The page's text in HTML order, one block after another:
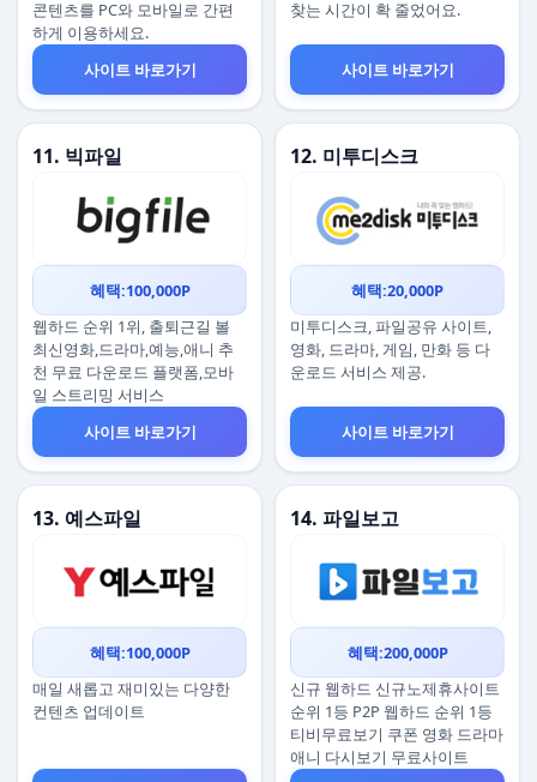
콘텐츠를 PC와 모바일로 간편
하게 이용하세요.
사이트 바로가기
찾는 시간이 확 줄었어요.
사이트 바로가기
11. 빅파일
혜택:100,000P
웹하드 순위 1위, 출퇴근길 볼
최신영화,드라마,예능,애니 추
천 무료 다운로드 플랫폼,모바
일 스트리밍 서비스
사이트 바로가기
12. 미투디스크
혜택:20,000P
미투디스크, 파일공유 사이트,
영화, 드라마, 게임, 만화 등 다
운로드 서비스 제공.
사이트 바로가기
13. 예스파일
혜택:100,000P
매일 새롭고 재미있는 다양한
컨텐츠 업데이트
14. 파일보고
혜택:200,000P
신규 웹하드 신규노제휴사이트
순위 1등 P2P 웹하드 순위 1등
티비무료보기 쿠폰 영화 드라마
애니 다시보기 무료사이트